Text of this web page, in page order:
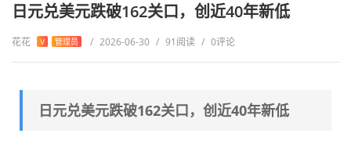
日元兑美元跌破162关口，创近40年新低
花花 V 管理员 / 2026-06-30 / 91阅读 / 0评论
日元兑美元跌破162关口，创近40年新低